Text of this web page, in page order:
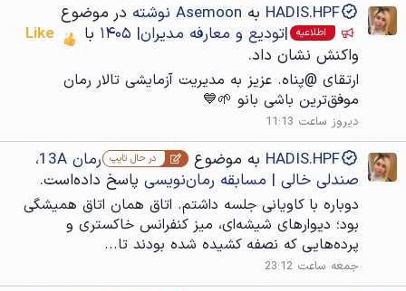
HADIS.HPF به Asemoon نوشته در موضوع
اطلاعیه |تودیع و معارفه مدیران| ۱۴۰۵ با
Like
واکنش نشان داد.
ارتقای @پناه. عزیز به مدیریت آزمایشی تالار رمان
موفق‌ترین باشی‌ بانو 🌱💙
دیروز ساعت 11:13
HADIS.HPF به موضوع در حال تایپ
رمان 13A،
صندلی خالی | مسابقه رمان‌نویسی پاسخ داده‌است.
دوباره با کاویانی جلسه داشتم. اتاق همان اتاق همیشگی
بود؛ دیوارهای شیشه‌ای، میز کنفرانس خاکستری و
پرده‌هایی که نصفه کشیده شده بودند تا...
جمعه ساعت 23:12